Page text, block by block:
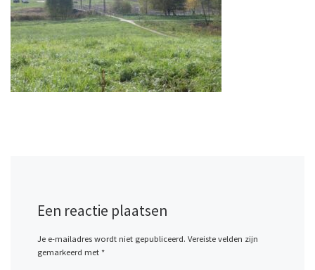
Een reactie plaatsen
Je e-mailadres wordt niet gepubliceerd. Vereiste velden zijn
gemarkeerd met *